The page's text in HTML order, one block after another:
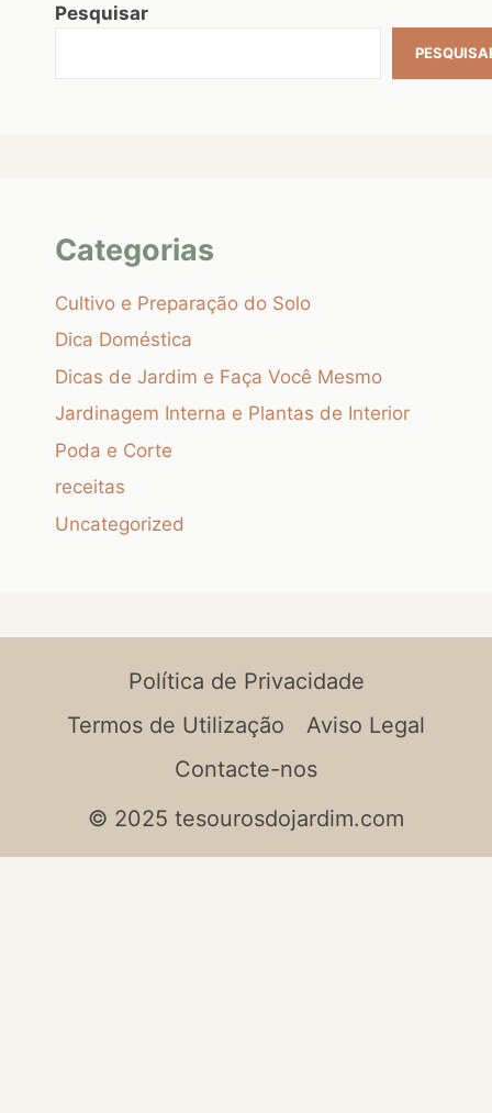
Pesquisar
Categorias
Cultivo e Preparação do Solo
Dica Doméstica
Dicas de Jardim e Faça Você Mesmo
Jardinagem Interna e Plantas de Interior
Poda e Corte
receitas
Uncategorized
Política de Privacidade
Termos de Utilização
Aviso Legal
Contacte-nos
© 2025 tesourosdojardim.com